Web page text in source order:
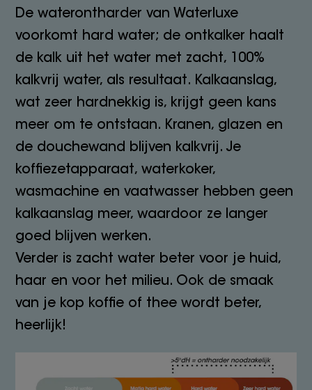
De waterontharder van Waterluxe
voorkomt hard water; de ontkalker haalt
de kalk uit het water met zacht, 100%
kalkvrij water, als resultaat. Kalkaanslag,
wat zeer hardnekkig is, krijgt geen kans
meer om te ontstaan. Kranen, glazen en
de douchewand blijven kalkvrij. Je
koffiezetapparaat, waterkoker,
wasmachine en vaatwasser hebben geen
kalkaanslag meer, waardoor ze langer
goed blijven werken.
Verder is zacht water beter voor je huid,
haar en voor het milieu. Ook de smaak
van je kop koffie of thee wordt beter,
heerlijk!